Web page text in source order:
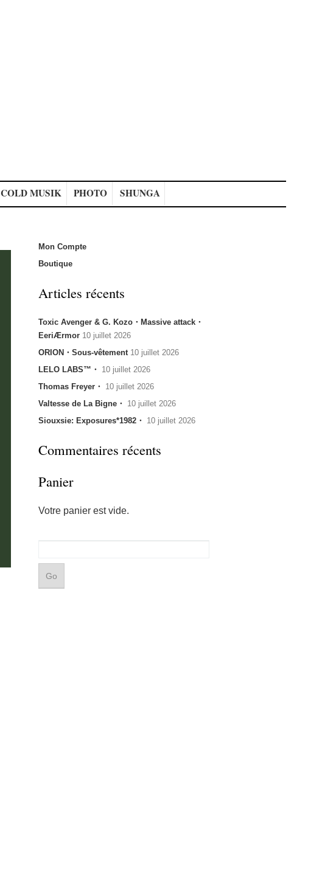
COLD MUSIK PHOTO SHUNGA
Mon Compte
Boutique
Articles récents
Toxic Avenger & G. Kozo・Massive attack・
EeriÆrmor 10 juillet 2026
ORION・Sous-vêtement 10 juillet 2026
LELO LABS™・ 10 juillet 2026
Thomas Freyer・ 10 juillet 2026
Valtesse de La Bigne・ 10 juillet 2026
Siouxsie: Exposures*1982・ 10 juillet 2026
Commentaires récents
Panier
Votre panier est vide.